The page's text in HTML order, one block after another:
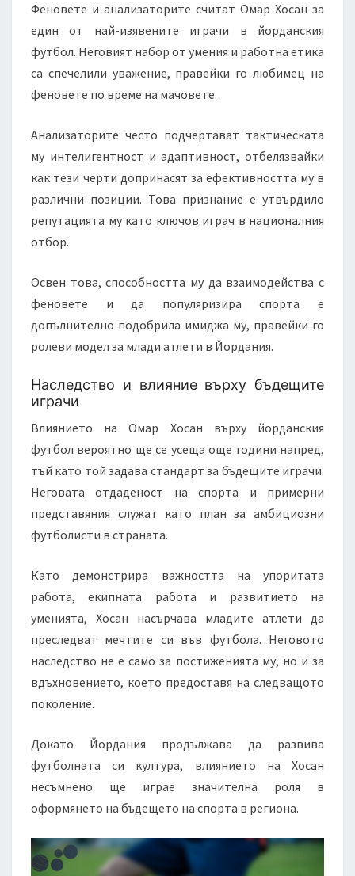
Феновете и анализаторите считат Омар Хосан за
един от най-изявените играчи в йорданския
футбол. Неговият набор от умения и работна етика
са спечелили уважение, правейки го любимец на
феновете по време на мачовете.
Анализаторите често подчертават тактическата
му интелигентност и адаптивност, отбелязвайки
как тези черти допринасят за ефективността му в
различни позиции. Това признание е утвърдило
репутацията му като ключов играч в националния
отбор.
Освен това, способността му да взаимодейства с
феновете и да популяризира спорта е
допълнително подобрила имиджа му, правейки го
ролеви модел за млади атлети в Йордания.
Наследство и влияние върху бъдещите
играчи
Влиянието на Омар Хосан върху йорданския
футбол вероятно ще се усеща още години напред,
тъй като той задава стандарт за бъдещите играчи.
Неговата отдаденост на спорта и примерни
представяния служат като план за амбициозни
футболисти в страната.
Като демонстрира важността на упоритата
работа, екипната работа и развитието на
уменията, Хосан насърчава младите атлети да
преследват мечтите си във футбола. Неговото
наследство не е само за постиженията му, но и за
вдъхновението, което предоставя на следващото
поколение.
Докато Йордания продължава да развива
футболната си култура, влиянието на Хосан
несъмнено ще играе значителна роля в
оформянето на бъдещето на спорта в региона.